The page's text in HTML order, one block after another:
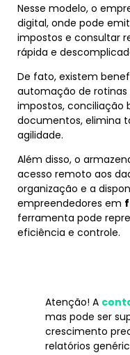
Nesse modelo, o
digital, onde pode
impostos e consultar
rápida e
De fato, existem
automação de
impostos, conciliação
documentos, elimina
agilidade.
Além disso, o
acesso remoto aos
organização e a
empreendedores em
ferramenta pode
eficiência e controle.
Atenção! A
mas pode ser
crescimento
relatórios